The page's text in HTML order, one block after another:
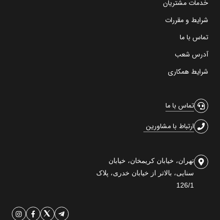
خدمات مشتریان
شرایط و مقررات
تماس با ما
آدرس شعب
شرایط همکاری
تماس با ما
ارتباط با مشاورین
تهران، خیابان کریمخان، خیابان
سنایی، بالاتر از خیابان خدری، پلاک
126/1